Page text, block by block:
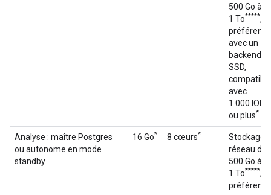
500 Go à
1 To*****,
préférence
avec un
backend
SSD,
compatible
avec
1 000 IOPS
ou plus*
Analyse : maître Postgres
ou autonome en mode
standby
16 Go* 8 cœurs*
Stockage
réseau de
500 Go à
1 To*****,
préférence